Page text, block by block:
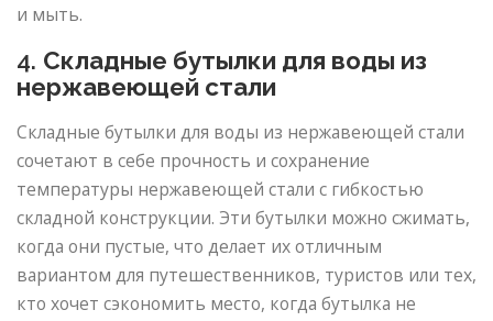
и мыть.
4. Складные бутылки для воды из
нержавеющей стали
Складные бутылки для воды из нержавеющей стали
сочетают в себе прочность и сохранение
температуры нержавеющей стали с гибкостью
складной конструкции. Эти бутылки можно сжимать,
когда они пустые, что делает их отличным
вариантом для путешественников, туристов или тех,
кто хочет сэкономить место, когда бутылка не